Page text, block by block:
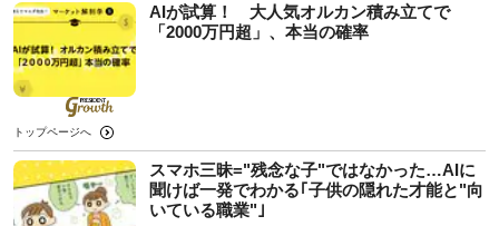
AIが試算！ 大人気オルカン積み立てで
「2000万円超」、本当の確率
トップページへ
スマホ三昧="残念な子"ではなかった…AIに
聞けば一発でわかる｢子供の隠れた才能と"向
いている職業"｣